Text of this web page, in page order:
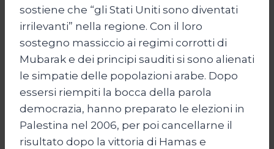
sostiene che “gli Stati Uniti sono diventati
irrilevanti” nella regione. Con il loro
sostegno massiccio ai regimi corrotti di
Mubarak e dei principi sauditi si sono alienati
le simpatie delle popolazioni arabe. Dopo
essersi riempiti la bocca della parola
democrazia, hanno preparato le elezioni in
Palestina nel 2006, per poi cancellarne il
risultato dopo la vittoria di Hamas e